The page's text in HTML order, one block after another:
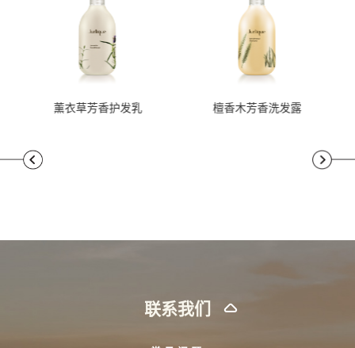
薰衣草芳香护发乳 檀香木芳香洗发露
联系我们